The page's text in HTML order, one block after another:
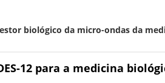
biológico da micro-ondas da
12 para a medicina